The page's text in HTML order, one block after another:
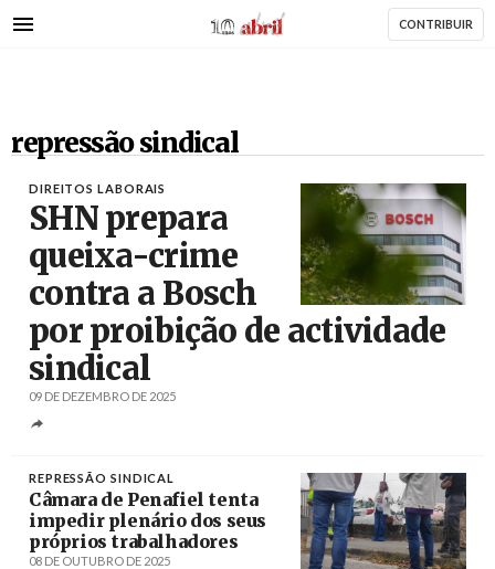
para
AbrilAbril CONTRIBUIR
repressão sindical
Créditos
Ronald Wittek / EPA
DIREITOS LABORAIS
SHN prepara
queixa-crime
contra a Bosch
por proibição de actividade
sindical
09 DE DEZEMBRO DE 2025
REPRESSÃO SINDICAL
Câmara de Penafiel tenta
impedir plenário dos seus
próprios trabalhadores
08 DE OUTUBRO DE 2025